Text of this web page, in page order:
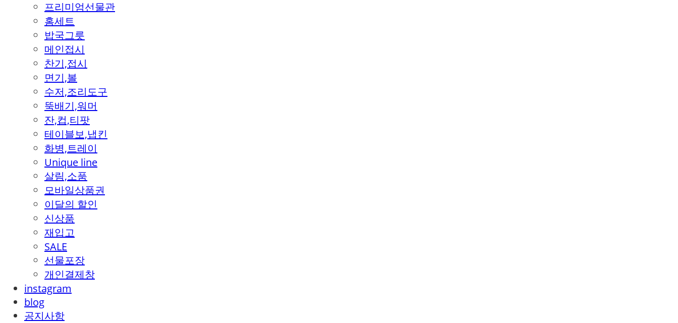
프리미엄선물관
홈세트
밥국그릇
메인접시
찬기,접시
면기,볼
수저,조리도구
뚝배기,워머
잔,컵,티팟
테이블보,냅킨
화병,트레이
Unique line
살림,소품
모바일상품권
이달의 할인
신상품
재입고
SALE
선물포장
개인결제창
instagram
blog
공지사항